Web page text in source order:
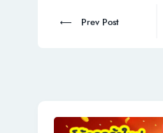
navigation
Prev
Prev Post